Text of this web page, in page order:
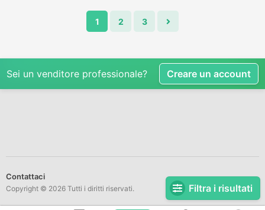
Filtra i risultati
1 2 3
Sei un venditore professionale? Creare un account
Contattaci
Copyright © 2026 Tutti i diritti riservati.